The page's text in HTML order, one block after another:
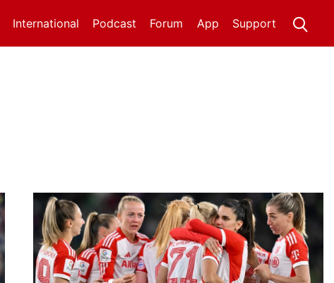
International Support
App
Forum
Podcast